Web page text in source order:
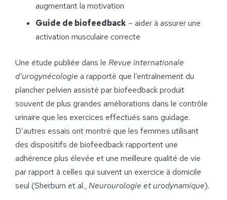
augmentant la motivation
Guide de biofeedback – aider à assurer une
activation musculaire correcte
Une étude publiée dans le Revue internationale
d’urogynécologie a rapporté que l’entraînement du
plancher pelvien assisté par biofeedback produit
souvent de plus grandes améliorations dans le contrôle
urinaire que les exercices effectués sans guidage.
D’autres essais ont montré que les femmes utilisant
des dispositifs de biofeedback rapportent une
adhérence plus élevée et une meilleure qualité de vie
par rapport à celles qui suivent un exercice à domicile
seul (Sherburn et al., Neurourologie et urodynamique).